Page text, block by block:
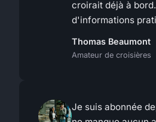
croirait déjà à
d'informations
Thomas Beaumont
Amateur de croisières
Je suis abonnée